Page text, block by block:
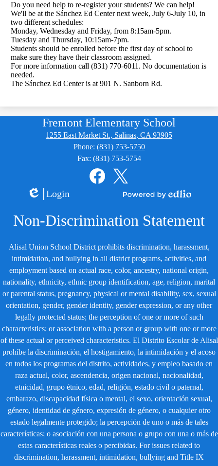
Do you need help to re-register your students? We can help!
We'll be at the Sánchez Ed Center next week, July 6-July 10, in
two different schedules:
Monday, Wednesday and Friday, from 8:15am-5pm.
Tuesday and Thursday, 10:15am-7pm.
Students should be enrolled before the first day of school to
make sure they have their classroom assigned.
For more information call (831) 770-6011. No documentation is
needed.
The Sánchez Ed Center is at 901 N. Sanborn Rd.
Fremont Elementary School
1255 East Market St., Salinas, CA 93905
Phone: (831) 753-5750
Fax: (831) 753-5754
FacebookTwitter
Edlio
Login
Edlio
Non-Discrimination Statement
Alisal Union School District prohibits discrimination, harassment,
intimidation, and bullying in all district programs, activities, and
employment based on actual race, color, ancestry, national origin,
nationality, ethnicity, ethnic group identification, age, religion, marital
or parental status, pregnancy, physical or mental disability, sex, sexual
orientation, gender, gender identity, gender expression, or any other
legally protected status; the perception of one or more of such
characteristics; or association with a person or group with one or more
of these actual or perceived characteristics. El Distrito Escolar de Alisal
prohíbe la discriminación, el hostigamiento, la intimidación y el acoso
en todos los programas del distrito, actividades, y empleo basado en
raza actual, color, ascendencia, origen nacional, nacionalidad,
etnicidad, grupo étnico, edad, religión, estado civil o paternal,
embarazo, discapacidad física o mental, el sexo, orientación sexual,
género, identidad de género, expresión de género, o cualquier otro
estado legalmente protegido; la percepción de uno o más de tales
características; o asociación con una persona o grupo con una o más de
estas características reales o percibidas. For issues related to
discrimination, harassment, intimidation, bullying and Title IX